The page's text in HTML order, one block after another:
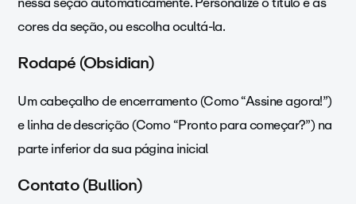
cores da seção, ou escolha ocultá-la.
Rodapé (Obsidian)
Um cabeçalho de encerramento (Como “Assine agora!”)
e linha de descrição (Como “Pronto para começar?”) na
parte inferior da sua página inicial
Contato (Bullion)